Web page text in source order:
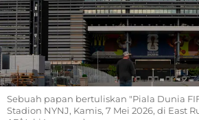
Sebuah papan bertuliskan "Piala Dunia
Stadion NYNJ, Kamis, 7 Mei 2026, di East